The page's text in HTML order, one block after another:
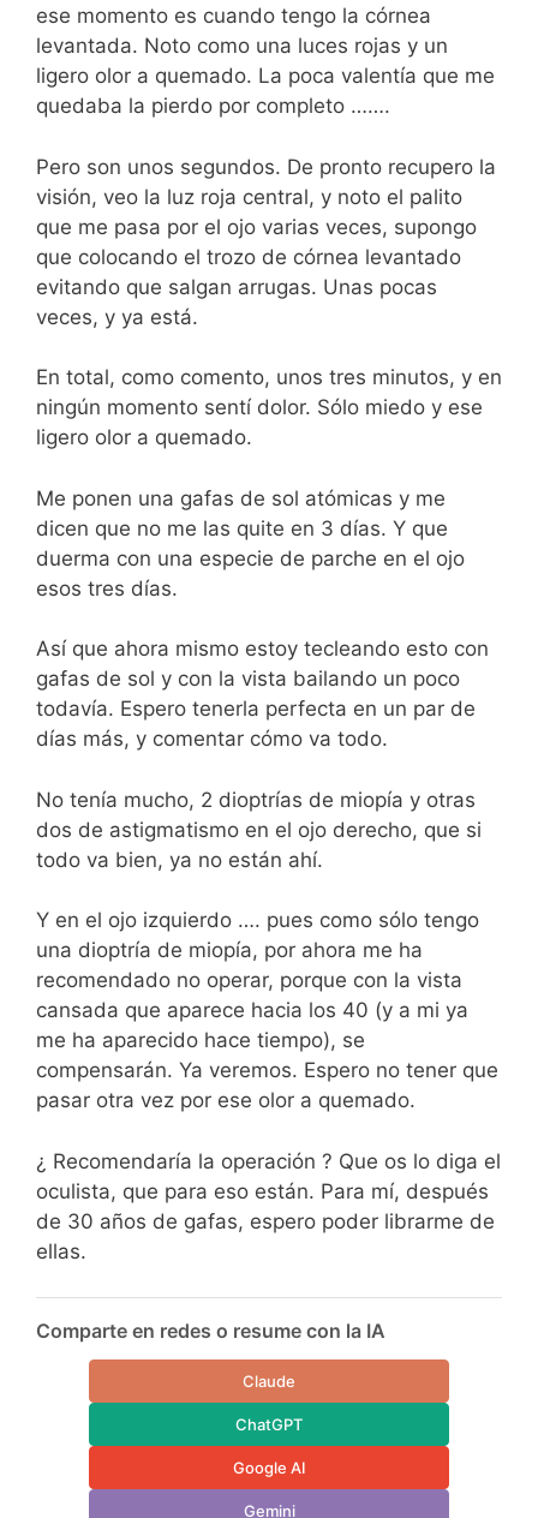
ese momento es cuando tengo la córnea
levantada. Noto como una luces rojas y un
ligero olor a quemado. La poca valentía que me
quedaba la pierdo por completo …….
Pero son unos segundos. De pronto recupero la
visión, veo la luz roja central, y noto el palito
que me pasa por el ojo varias veces, supongo
que colocando el trozo de córnea levantado
evitando que salgan arrugas. Unas pocas
veces, y ya está.
En total, como comento, unos tres minutos, y en
ningún momento sentí dolor. Sólo miedo y ese
ligero olor a quemado.
Me ponen una gafas de sol atómicas y me
dicen que no me las quite en 3 días. Y que
duerma con una especie de parche en el ojo
esos tres días.
Así que ahora mismo estoy tecleando esto con
gafas de sol y con la vista bailando un poco
todavía. Espero tenerla perfecta en un par de
días más, y comentar cómo va todo.
No tenía mucho, 2 dioptrías de miopía y otras
dos de astigmatismo en el ojo derecho, que si
todo va bien, ya no están ahí.
Y en el ojo izquierdo …. pues como sólo tengo
una dioptría de miopía, por ahora me ha
recomendado no operar, porque con la vista
cansada que aparece hacia los 40 (y a mi ya
me ha aparecido hace tiempo), se
compensarán. Ya veremos. Espero no tener que
pasar otra vez por ese olor a quemado.
¿ Recomendaría la operación ? Que os lo diga el
oculista, que para eso están. Para mí, después
de 30 años de gafas, espero poder librarme de
ellas.
Comparte en redes o resume con la IA
Claude
ChatGPT
Google AI
Gemini